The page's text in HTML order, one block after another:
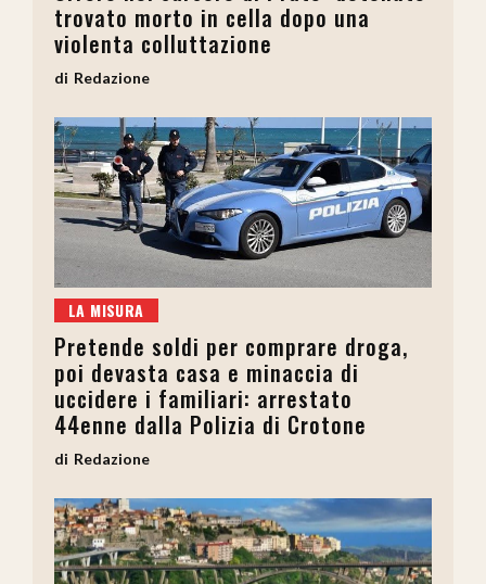
trovato morto in cella dopo una
violenta colluttazione
Redazione
LA MISURA
Pretende soldi per comprare droga,
poi devasta casa e minaccia di
uccidere i familiari: arrestato
44enne dalla Polizia di Crotone
Redazione